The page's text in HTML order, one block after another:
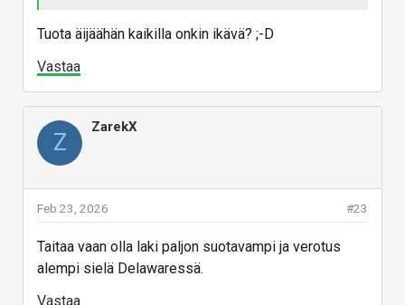
Tuota äijäähän kaikilla onkin ikävä? ;-D
Vastaa
Z
ZarekX
#23
Feb 23, 2026
Taitaa vaan olla laki paljon suotavampi ja verotus
alempi sielä Delawaressä.
Vastaa